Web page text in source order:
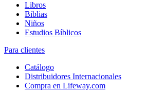
Libros
Biblias
Niños
Estudios Bíblicos
Para clientes
Catálogo
Distribuidores Internacionales
Compra en Lifeway.com